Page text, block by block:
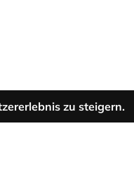
zu steigern.